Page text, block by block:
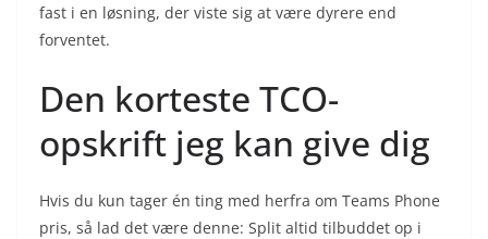
fast i en løsning, der viste sig at være dyrere end
forventet.
Den korteste TCO-
opskrift jeg kan give dig
Hvis du kun tager én ting med herfra om Teams Phone
pris, så lad det være denne: Split altid tilbuddet op i